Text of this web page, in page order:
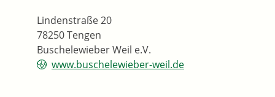
Buschelewieber Weil e.V.
Lindenstraße 20
78250Tengen
www.buschelewieber-weil.de